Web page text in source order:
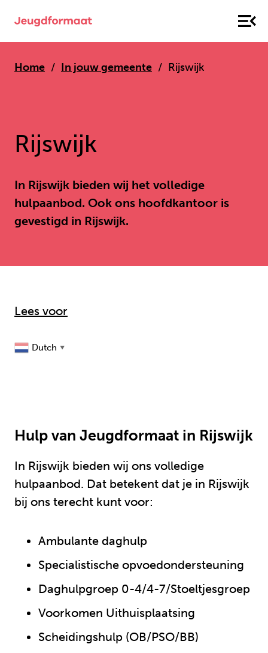
Home In jouw gemeente Rijswijk
Rijswijk
In Rijswijk bieden wij het volledige
hulpaanbod. Ook ons hoofdkantoor is
gevestigd in Rijswijk.
Lees voor
Dutch ▼
Hulp van Jeugdformaat in Rijswijk
In Rijswijk bieden wij ons volledige
hulpaanbod. Dat betekent dat je in Rijswijk
bij ons terecht kunt voor:
Ambulante daghulp
Specialistische opvoedondersteuning
Daghulpgroep 0-4/4-7/Stoeltjesgroep
Voorkomen Uithuisplaatsing
Scheidingshulp (OB/PSO/BB)